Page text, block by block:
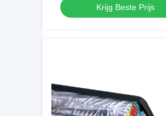
Shield draadKrijg Beste Prijs